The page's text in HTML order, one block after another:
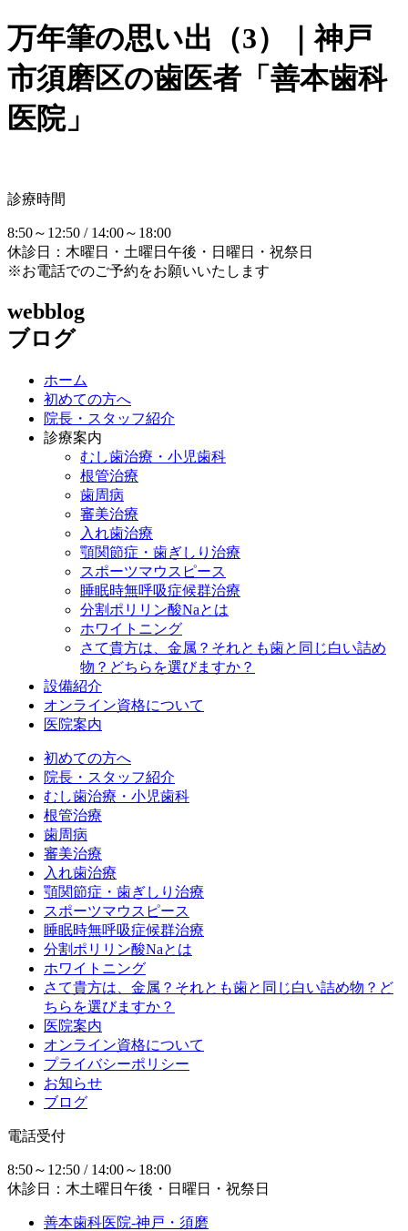
万年筆の思い出（3）｜神戸
市須磨区の歯医者「善本歯科
医院」
診療時間
8:50～12:50 / 14:00～18:00
休診日：木曜日・土曜日午後・日曜日・祝祭日
※お電話でのご予約をお願いいたします
webblog
ブログ
ホーム
初めての方へ
院長・スタッフ紹介
診療案内
むし歯治療・小児歯科
根管治療
歯周病
審美治療
入れ歯治療
顎関節症・歯ぎしり治療
スポーツマウスピース
睡眠時無呼吸症候群治療
分割ポリリン酸Naとは
ホワイトニング
さて貴方は、金属？それとも歯と同じ白い詰め
物？どちらを選びますか？
設備紹介
オンライン資格について
医院案内
初めての方へ
院長・スタッフ紹介
むし歯治療・小児歯科
根管治療
歯周病
審美治療
入れ歯治療
顎関節症・歯ぎしり治療
スポーツマウスピース
睡眠時無呼吸症候群治療
分割ポリリン酸Naとは
ホワイトニング
さて貴方は、金属？それとも歯と同じ白い詰め物？ど
ちらを選びますか？
医院案内
オンライン資格について
プライバシーポリシー
お知らせ
ブログ
電話受付
8:50～12:50 / 14:00～18:00
休診日：木土曜日午後・日曜日・祝祭日
善本歯科医院-神戸・須磨